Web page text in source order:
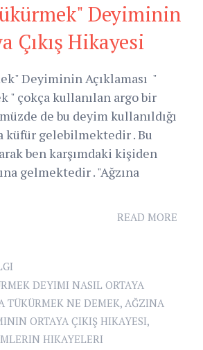
Deyiminin
Çıkış Hikayesi
Deyiminin Açıklaması "
" çokça kullanılan argo bir
de bu deyim kullanıldığı
küfür gelebilmektedir . Bu
ben karşımdaki kişiden
gelmektedir . "Ağzına
READ MORE
DEYIMI NASIL ORTAYA
TÜKÜRMEK NE DEMEK, AĞZINA
ORTAYA ÇIKIŞ HIKAYESI,
HIKAYELERI